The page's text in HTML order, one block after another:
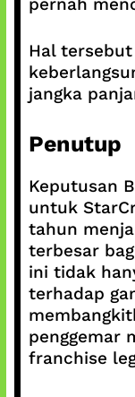
Hal
jangka
Penutup
Keputusan
untuk
tahun
terbesar
ini tidak
terhadap
penggemar
franchise